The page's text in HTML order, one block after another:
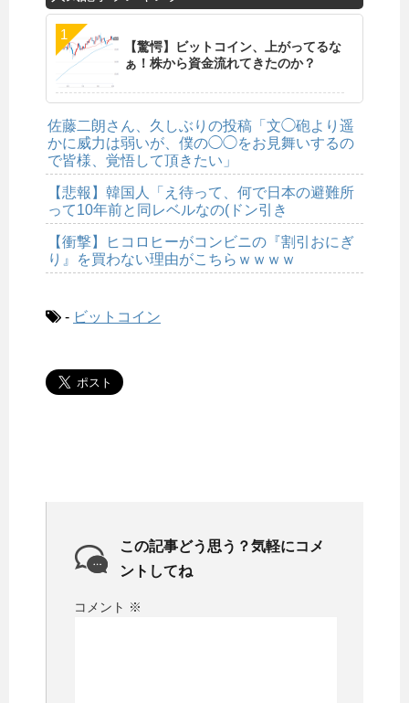
【驚愕】ビットコイン、上がってるな
ぁ！株から資金流れてきたのか？
佐藤二朗さん、久しぶりの投稿「文◯砲より遥
かに威力は弱いが、僕の◯◯をお見舞いするの
で皆様、覚悟して頂きたい」
【悲報】韓国人「え待って、何で日本の避難所
って10年前と同レベルなの(ドン引き
【衝撃】ヒコロヒーがコンビニの『割引おにぎ
り』を買わない理由がこちらｗｗｗｗ
- ビットコイン
この記事どう思う？気軽にコメ
ントしてね
コメント ※